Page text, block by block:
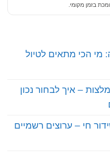
בזמן מקומי.
מי הכי מתאים לטיול
– איך לבחור נכון
חי – ערוצים רשמיים